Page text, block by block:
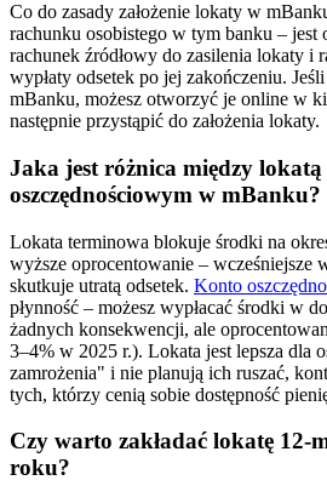
Co do zasady założenie lokaty w
rachunku osobistego w tym banku – jest
rachunek źródłowy do zasilenia lokaty i
wypłaty odsetek po jej zakończeniu.
mBanku, możesz otworzyć je online w
następnie przystąpić do założenia lokaty.
Jaka jest różnica między
oszczędnościowym w mBanku?
Lokata terminowa blokuje środki na
wyższe oprocentowanie – wcześniejsze
skutkuje utratą odsetek. Konto
płynność – możesz wypłacać środki w
żadnych konsekwencji, ale
3–4% w 2025 r.). Lokata jest lepsza dla
zamrożenia" i nie planują ich ruszać,
tych, którzy cenią sobie dostępność
Czy warto zakładać lokatę 12-
roku?